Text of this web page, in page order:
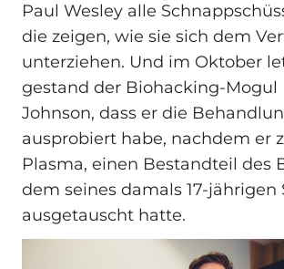
Paul Wesley alle
die zeigen, wie sie sich dem
unterziehen. Und im Oktober
gestand der Biohacking-Mogul
Johnson, dass er die
ausprobiert habe, nachdem er
Plasma, einen Bestandteil des
dem seines damals 17-jährigen
ausgetauscht hatte.